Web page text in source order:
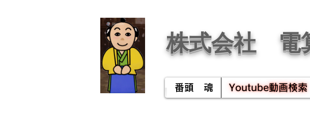
株式会社 電
番頭 魂 Youtube動画検索